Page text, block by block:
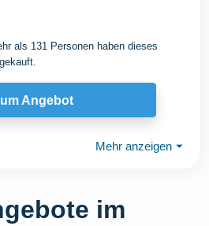
als 131 Personen haben dieses
Angebot
Mehr anzeigen ⏷
im